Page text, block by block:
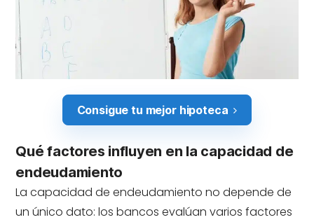
Consigue tu mejor hipoteca
Qué factores influyen en la capacidad de
endeudamiento
La capacidad de endeudamiento no depende de
un único dato: los bancos evalúan varios factores